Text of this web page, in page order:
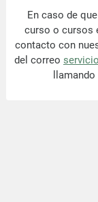
En caso de
curso o cursos
contacto con
del correo